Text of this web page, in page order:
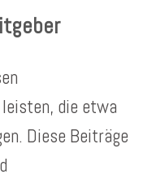
die etwa
Diese Beiträge